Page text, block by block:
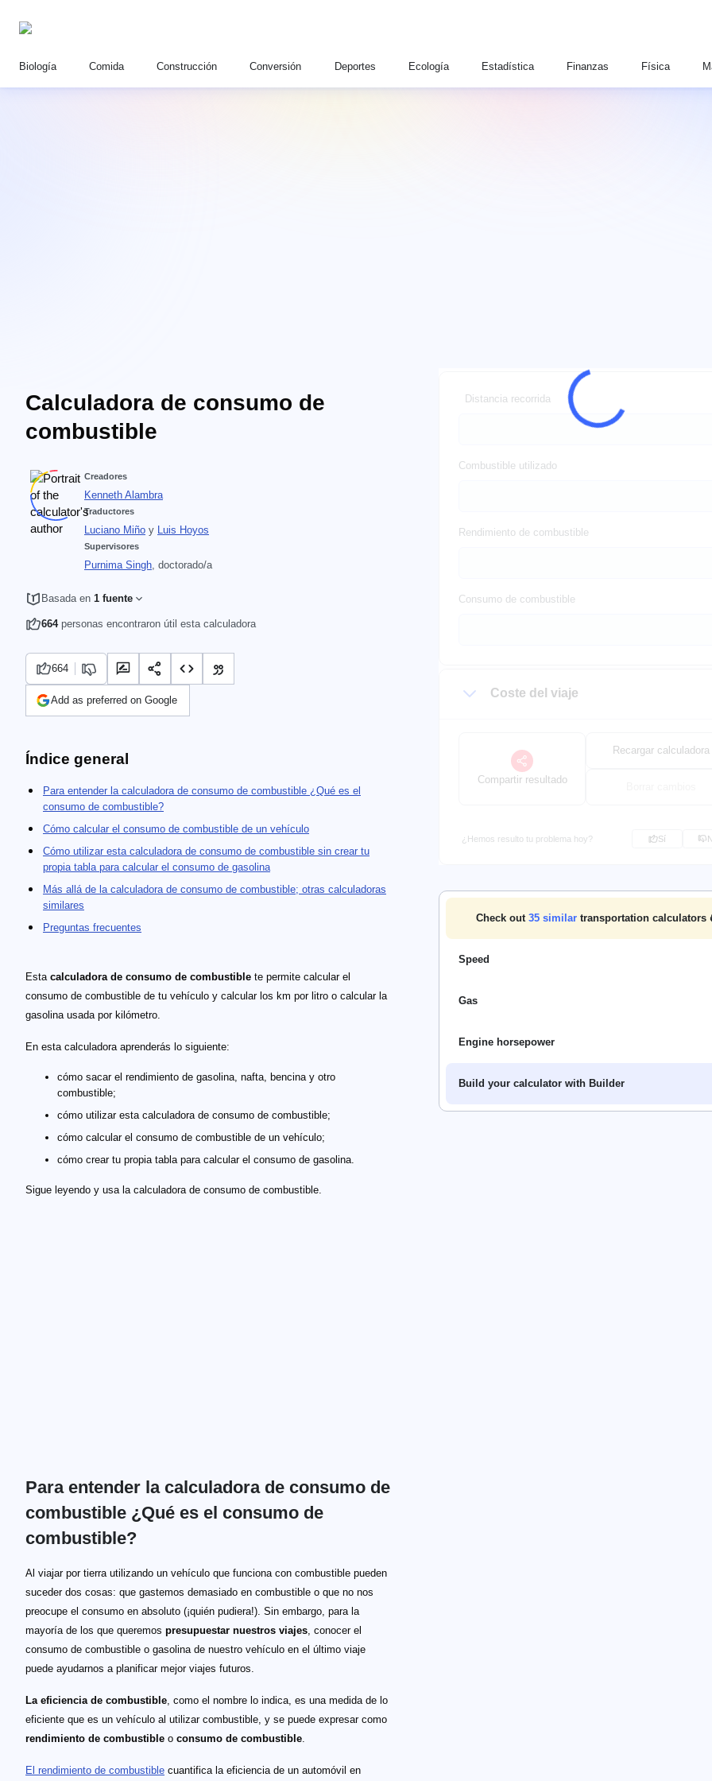
Biología Comida Construcción Conversión Deportes Ecología Estadística Finanzas Física
Calculadora de consumo de
combustible
Distancia recorrida
Combustible utilizado
Rendimiento de combustible
Consumo de combustible
Coste del viaje
Compartir resultado
Recargar calculadora
¿Hemos resulto tu problema hoy? Sí
Check out 35 similar transportation calculators
Speed
Gas
Engine horsepower
Build your calculator with Builder
Creadores
Kenneth Alambra
Traductores
Luciano Miño y Luis Hoyos
Supervisores
Purnima Singh, doctorado/a
Basada en 1 fuente
664personas encontraron útil esta calculadora
664
Add as preferred on Google
Índice general
Para entender la calculadora de consumo de combustible ¿Qué es el
consumo de combustible?
Cómo calcular el consumo de combustible de un vehículo
Cómo utilizar esta calculadora de consumo de combustible sin crear tu
propia tabla para calcular el consumo de gasolina
Más allá de la calculadora de consumo de combustible; otras calculadoras
similares
Preguntas frecuentes
Esta calculadora de consumo de combustible te permite calcular el
consumo de combustible de tu vehículo y calcular los km por litro o calcular la
gasolina usada por kilómetro.
En esta calculadora aprenderás lo siguiente:
cómo sacar el rendimiento de gasolina, nafta, bencina y otro
combustible;
cómo utilizar esta calculadora de consumo de combustible;
cómo calcular el consumo de combustible de un vehículo;
cómo crear tu propia tabla para calcular el consumo de gasolina.
Sigue leyendo y usa la calculadora de consumo de combustible.
Para entender la calculadora de consumo de
combustible ¿Qué es el consumo de
combustible?
Al viajar por tierra utilizando un vehículo que funciona con combustible pueden
suceder dos cosas: que gastemos demasiado en combustible o que no nos
preocupe el consumo en absoluto (¡quién pudiera!). Sin embargo, para la
mayoría de los que queremos presupuestar nuestros viajes, conocer el
consumo de combustible o gasolina de nuestro vehículo en el último viaje
puede ayudarnos a planificar mejor viajes futuros.
La eficiencia de combustible, como el nombre lo indica, es una medida de lo
eficiente que es un vehículo al utilizar combustible, y se puede expresar como
rendimiento de combustible o consumo de combustible.
El rendimiento de combustible cuantifica la eficiencia de un automóvil en